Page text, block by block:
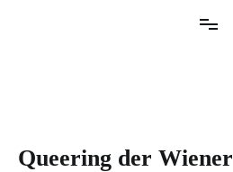
BLOG
Queering der Wiener